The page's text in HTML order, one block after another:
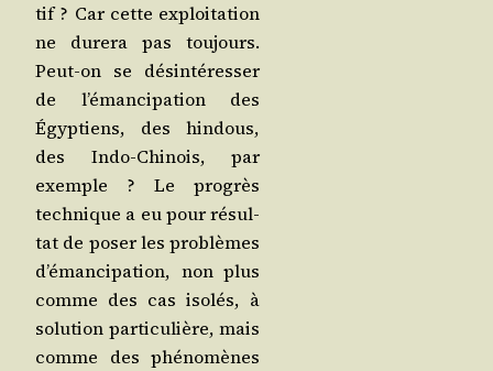
tif ? Car cette exploi­ta­tion
ne dure­ra pas tou­jours.
Peut-on se dés­in­té­res­ser
de l’é­man­ci­pa­tion des
Égyp­tiens, des hin­dous,
des Indo-Chi­nois, par
exemple ? Le pro­grès
tech­nique a eu pour résul­
tat de poser les pro­blèmes
d’é­man­ci­pa­tion, non plus
comme des cas iso­lés, à
solu­tion par­ti­cu­lière, mais
comme des phé­no­mènes